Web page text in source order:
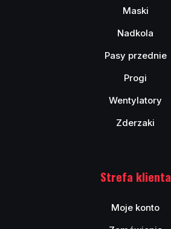
Maski
Nadkola
Pasy przednie
Progi
Wentylatory
Zderzaki
Strefa klienta
Moje konto